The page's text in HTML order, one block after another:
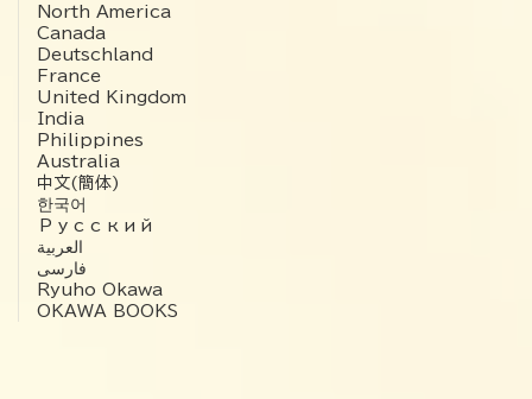
North America
Canada
Deutschland
France
United Kingdom
India
Philippines
Australia
中文(簡体)
한국어
Русский
العربية‏
فارسی
Ryuho Okawa
OKAWA BOOKS